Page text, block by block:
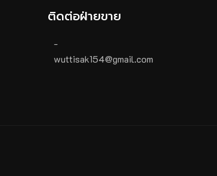
ติดต่อฝ่ายขาย
-
wuttisak154@gmail.com